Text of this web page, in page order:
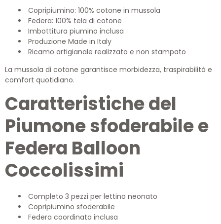
Copripiumino: 100% cotone in mussola
Federa: 100% tela di cotone
Imbottitura piumino inclusa
Produzione Made in Italy
Ricamo artigianale realizzato e non stampato
La mussola di cotone garantisce morbidezza, traspirabilità e
comfort quotidiano.
Caratteristiche del
Piumone sfoderabile e
Federa Balloon
Coccolissimi
Completo 3 pezzi per lettino neonato
Copripiumino sfoderabile
Federa coordinata inclusa